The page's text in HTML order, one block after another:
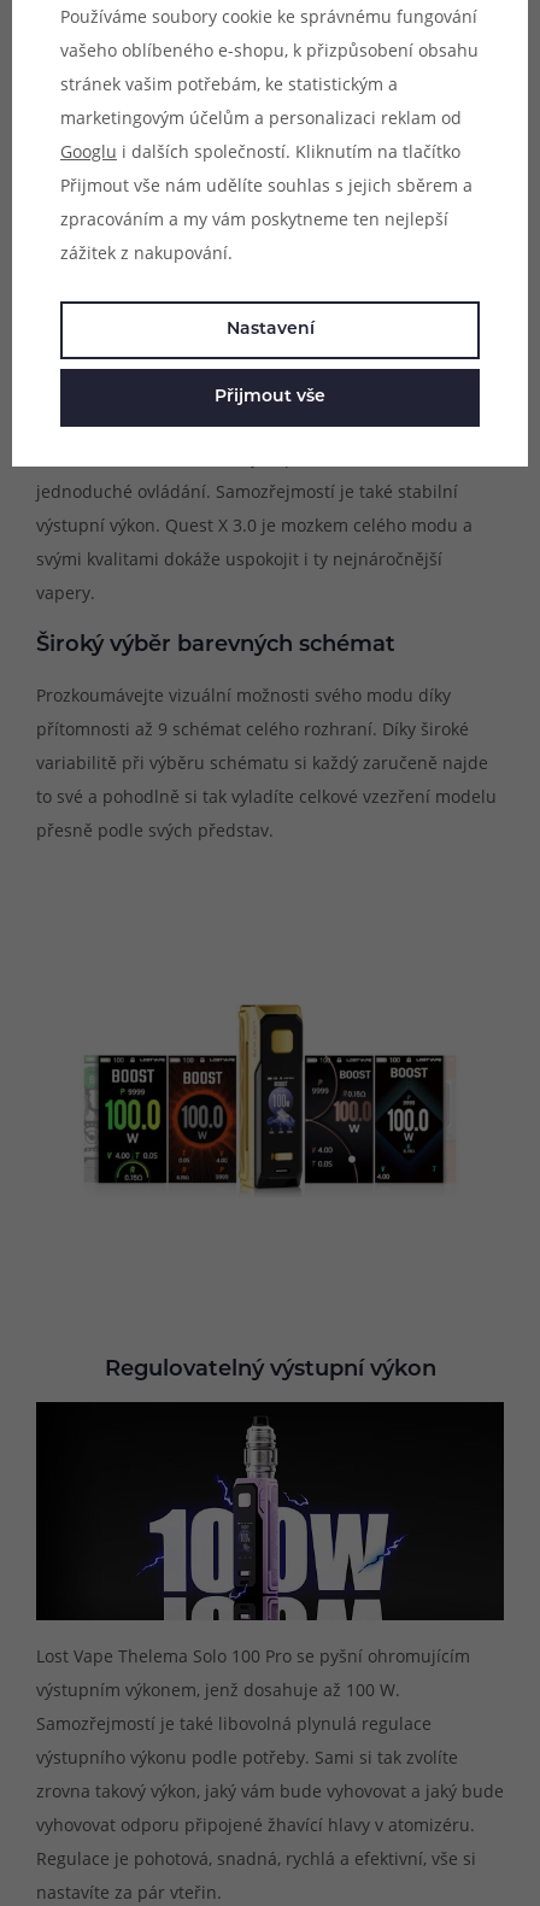
Solo 100 Pro jsou v jádru vybaveny nejmodernější verzí
čipsetu Quest, který vyvíjí přímo společnost Lost Vape.
Jedná se o čipset s označením Quest X 3.0. Stará se nejen
o bezproblémový chod, ale také o efektivně rychlý náběh
jednoduché ovládání. Samozřejmostí je také stabilní
výstupní výkon. Quest X 3.0 je mozkem celého modu a
svými kvalitami dokáže uspokojit i ty nejnáročnější
vapery.
Široký výběr barevných schémat
Prozkoumávejte vizuální možnosti svého modu díky
přítomnosti až 9 schémat celého rozhraní. Díky široké
variabilitě při výběru schématu si každý zaručeně najde
to své a pohodlně si tak vyladíte celkové vzezření modelu
přesně podle svých představ.
Regulovatelný výstupní výkon
Lost Vape Thelema Solo 100 Pro se pyšní ohromujícím
výstupním výkonem, jenž dosahuje až 100 W.
Samozřejmostí je také libovolná plynulá regulace
výstupního výkonu podle potřeby. Sami si tak zvolíte
zrovna takový výkon, jaký vám bude vyhovovat a jaký bude
vyhovovat odporu připojené žhavící hlavy v atomizéru.
Regulace je pohotová, snadná, rychlá a efektivní, vše si
nastavíte za pár vteřin.
Používáme soubory cookie ke správnému fungování
vašeho oblíbeného e-shopu, k přizpůsobení obsahu
stránek vašim potřebám, ke statistickým a
marketingovým účelům a personalizaci reklam od
Googlu i dalších společností. Kliknutím na tlačítko
Přijmout vše nám udělíte souhlas s jejich sběrem a
zpracováním a my vám poskytneme ten nejlepší
zážitek z nakupování.
Nastavení
Přijmout vše